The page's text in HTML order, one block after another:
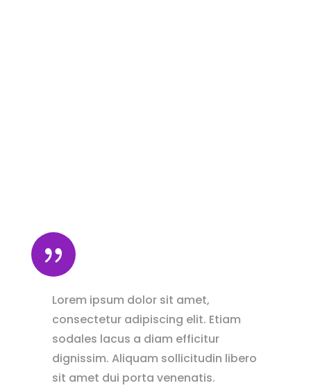
{
Lorem ipsum dolor sit amet,
consectetur adipiscing elit. Etiam
sodales lacus a diam efficitur
dignissim. Aliquam sollicitudin libero
sit amet dui porta venenatis.